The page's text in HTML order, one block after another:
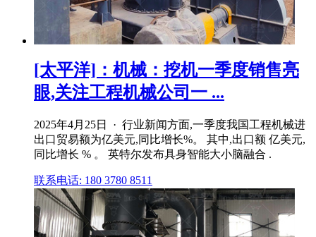
[太平洋]：机械：挖机一季度销售亮
眼,关注工程机械公司一 ...
2025年4月25日 · 行业新闻方面,一季度我国工程机械进
出口贸易额为亿美元,同比增长%。 其中,出口额 亿美元,
同比增长 % 。 英特尔发布具身智能大小脑融合 .
联系电话: 180 3780 8511